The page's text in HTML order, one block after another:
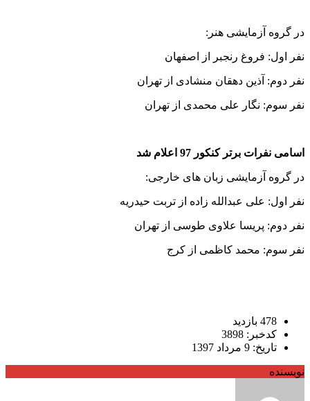
در گروه آزمایشی هنر:
نفر اول: فروغ رنجبر از اصفهان
نفر دوم: آذین دهقان منشادی از تهران
نفر سوم: نگار علی محمدی از تهران
اسامی نفرات برتر کنکور 97 اعلام شد
در گروه آزمایشی زبان های خارجی:
نفر اول: علی عبدالله زاده از تربت حیدریه
نفر دوم: پریسا علاوی طوسی از تهران
نفر سوم: محمد کاظمی از کرج
478 بازدید
کدخبر: 3898
تاریخ: 9 مرداد 1397
نویسنده